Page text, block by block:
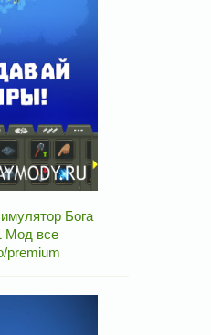
Бога
Мод все
premium